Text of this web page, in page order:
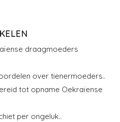
draagmoeders
over tienermoeders..
tot opname Oekraïense
per ongeluk..